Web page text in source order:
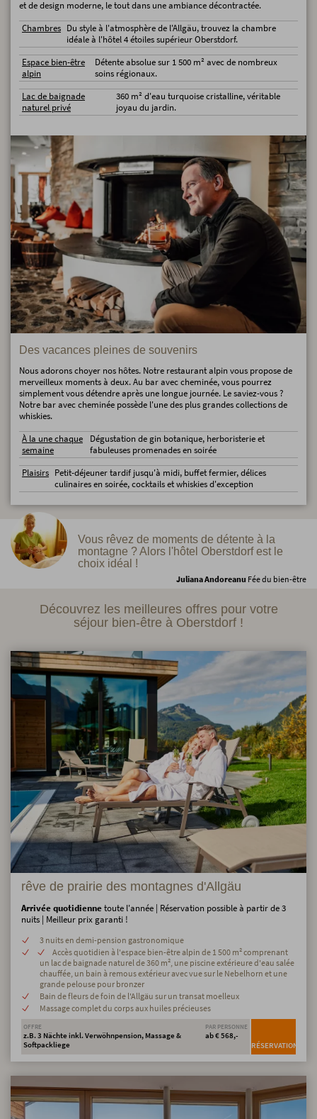
et de design moderne, le tout dans une ambiance décontractée.
Chambres Du style à l'atmosphère de l'Allgäu, trouvez la chambre
idéale à l'hôtel 4 étoiles supérieur Oberstdorf.
Espace bien-être
alpin
Détente absolue sur 1 500 m² avec de nombreux
soins régionaux.
Lac de baignade
naturel privé
360 m² d'eau turquoise cristalline, véritable
joyau du jardin.
Des vacances pleines de souvenirs
Nous adorons choyer nos hôtes. Notre restaurant alpin vous propose de
merveilleux moments à deux. Au bar avec cheminée, vous pourrez
simplement vous détendre après une longue journée. Le saviez-vous ?
Notre bar avec cheminée possède l'une des plus grandes collections de
whiskies.
À la une chaque
semaine
Dégustation de gin botanique, herboristerie et
fabuleuses promenades en soirée
Plaisirs Petit-déjeuner tardif jusqu'à midi, buffet fermier, délices
culinaires en soirée, cocktails et whiskies d'exception
Vous rêvez de moments de détente à la
montagne ? Alors l'hôtel Oberstdorf est le
choix idéal !
Juliana Andoreanu Fée du bien-être
Découvrez les meilleures offres pour votre
séjour bien-être à Oberstdorf !
rêve de prairie des montagnes d'Allgäu
Arrivée quotidiennetoute l'année | Réservation possible à partir de 3
nuits | Meilleur prix garanti !
3 nuits en demi-pension gastronomique
Accès quotidien à l'espace bien-être alpin de 1 500 m² comprenant
un lac de baignade naturel de 360 m², une piscine extérieure d'eau salée
chauffée, un bain à remous extérieur avec vue sur le Nebelhorn et une
grande pelouse pour bronzer
Bain de fleurs de foin de l'Allgäu sur un transat moelleux
Massage complet du corps aux huiles précieuses
OFFRE
z.B. 3 Nächte inkl. Verwöhnpension, Massage &
Softpackliege
PAR PERSONNE
ab € 568,-
RÉSERVATION